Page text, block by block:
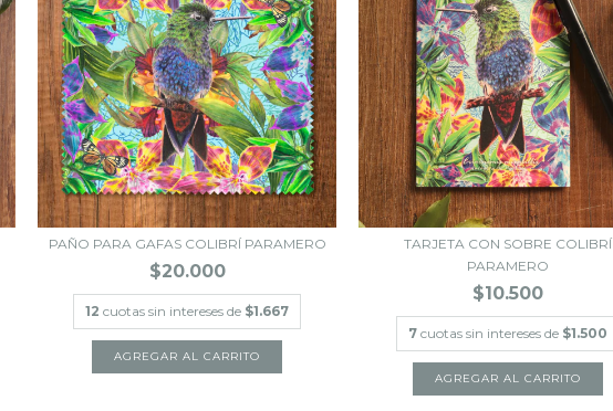
PAÑO PARA GAFAS COLIBRÍ PARAMERO
$20.000
12 cuotas sin intereses de $1.667
TARJETA CON SOBRE COLIBRÍ
PARAMERO
$10.500
7 cuotas sin intereses de $1.500